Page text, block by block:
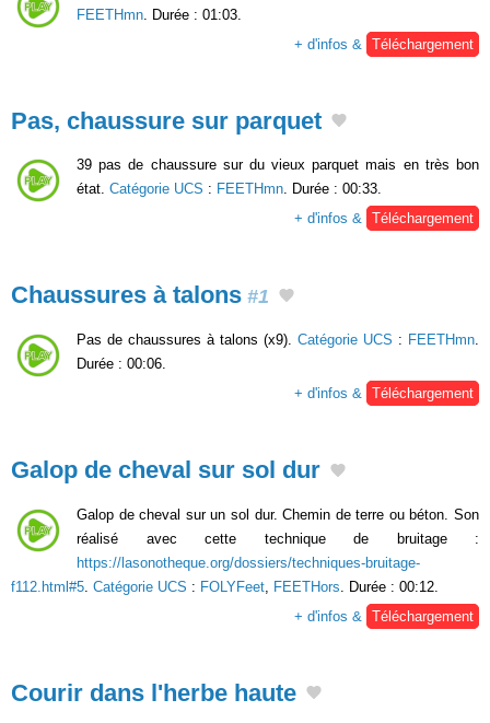
FEETHmn . Durée : 01:03.
+ d'infos &
Téléchargement
Pas, chaussure sur parquet
39 pas de chaussure sur du vieux parquet mais en très bon
état. Catégorie UCS : FEETHmn. Durée : 00:33.
+ d'infos & Téléchargement
Chaussures à talons #1
Pas de chaussures à talons (x9). Catégorie UCS : FEETHmn
Durée : 00:06.
+ d'infos &
Téléchargement
Galop de cheval sur sol dur
Galop de cheval sur un sol dur. Chemin de terre ou béton. Son
réalisé avec cette technique de bruitage :
https://lasonotheque.org/dossiers/techniques-bruitage-
f112.html#5 Catégorie UCS : FOLYFeet FEETHors . Durée : 00:12.
+ d'infos &
Téléchargement
Courir dans l'herbe haute